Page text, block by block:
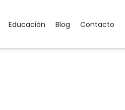
Educación Blog Contacto